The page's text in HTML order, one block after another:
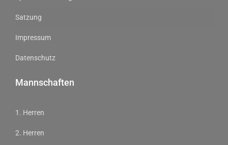
Satzung
Impressum
Datenschutz
Mannschaften
1. Herren
2. Herren